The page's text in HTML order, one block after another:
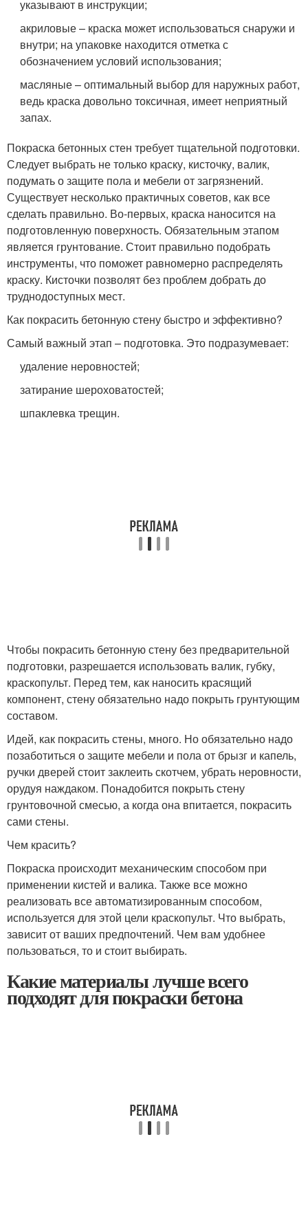
указывают в инструкции;
акриловые – краска может использоваться снаружи и
внутри; на упаковке находится отметка с
обозначением условий использования;
масляные – оптимальный выбор для наружных работ,
ведь краска довольно токсичная, имеет неприятный
запах.
Покраска бетонных стен требует тщательной подготовки.
Следует выбрать не только краску, кисточку, валик,
подумать о защите пола и мебели от загрязнений.
Существует несколько практичных советов, как все
сделать правильно. Во-первых, краска наносится на
подготовленную поверхность. Обязательным этапом
является грунтование. Стоит правильно подобрать
инструменты, что поможет равномерно распределять
краску. Кисточки позволят без проблем добрать до
труднодоступных мест.
Как покрасить бетонную стену быстро и эффективно?
Самый важный этап – подготовка. Это подразумевает:
удаление неровностей;
затирание шероховатостей;
шпаклевка трещин.
Чтобы покрасить бетонную стену без предварительной
подготовки, разрешается использовать валик, губку,
краскопульт. Перед тем, как наносить красящий
компонент, стену обязательно надо покрыть грунтующим
составом.
Идей, как покрасить стены, много. Но обязательно надо
позаботиться о защите мебели и пола от брызг и капель,
ручки дверей стоит заклеить скотчем, убрать неровности,
орудуя наждаком. Понадобится покрыть стену
грунтовочной смесью, а когда она впитается, покрасить
сами стены.
Чем красить?
Покраска происходит механическим способом при
применении кистей и валика. Также все можно
реализовать все автоматизированным способом,
используется для этой цели краскопульт. Что выбрать,
зависит от ваших предпочтений. Чем вам удобнее
пользоваться, то и стоит выбирать.
Какие материалы лучше всего
подходят для покраски бетона